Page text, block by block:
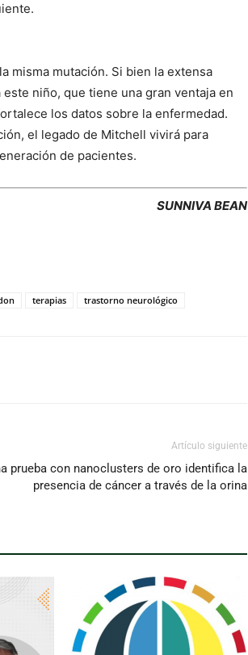
misma mutación. Si bien la extensa
niño, que tiene una gran ventaja en
los datos sobre la enfermedad.
el legado de Mitchell vivirá para
de pacientes.
SUNNIVA BEAN
terapias trastorno neurológico
Artículo siguiente
prueba con nanoclusters de oro identifica la
presencia de cáncer a través de la orina